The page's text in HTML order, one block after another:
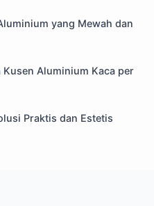
yang Mewah dan
Kusen Aluminium Kaca per
Praktis dan Estetis